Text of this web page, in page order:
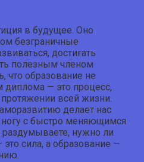
в будущее. Оно
безграничные
достигать
полезным членом
что образование не
диплома — это процесс,
всей жизни.
делает нас
с быстро меняющимся
нужно ли
это сила, а образование —